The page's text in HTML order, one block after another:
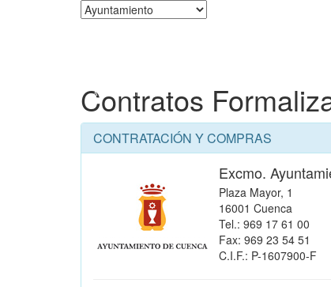
Contratos
CONTRATACIÓN Y COMPRAS
Excmo.
Plaza Mayor, 1
16001 Cuenca
Tel.: 969 17 61 00
Fax: 969 23 54 51
C.I.F.: P-1607900-F